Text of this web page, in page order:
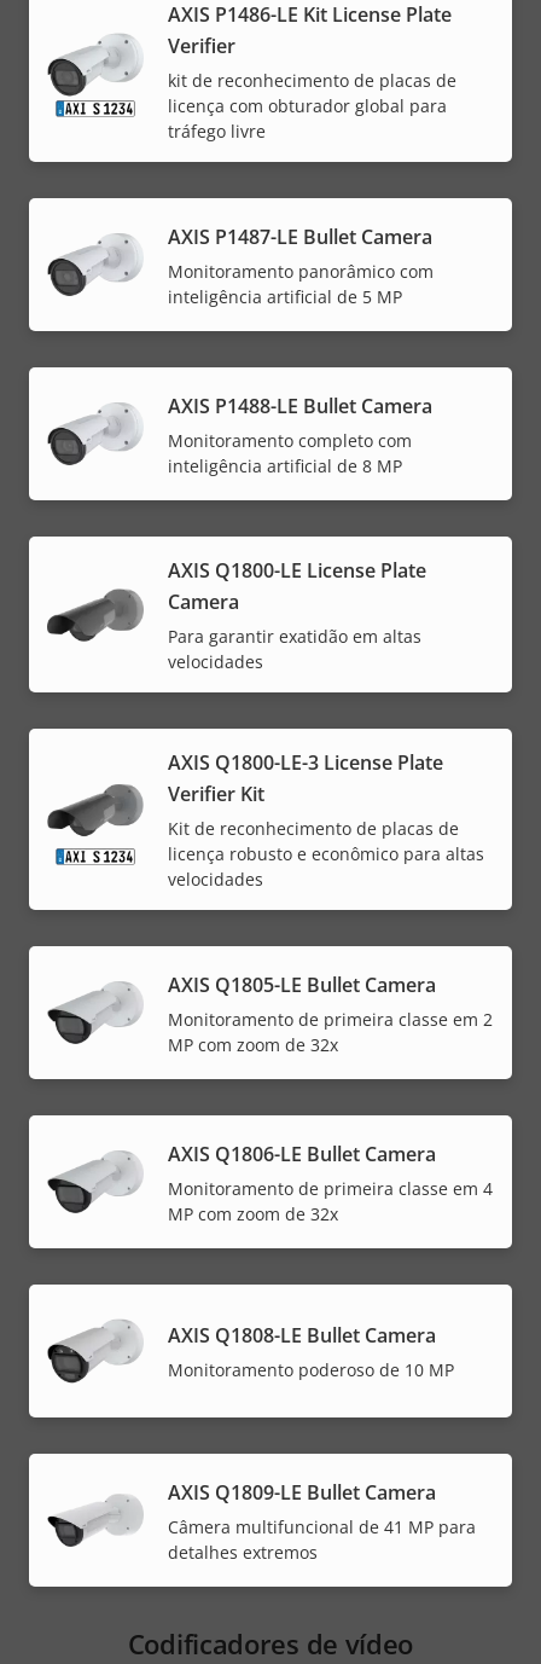
AXIS P1486-LE Kit License Plate
Verifier
kit de reconhecimento de placas de
licença com obturador global para
tráfego livre
AXIS P1487-LE Bullet Camera
Monitoramento panorâmico com
inteligência artificial de 5 MP
AXIS P1488-LE Bullet Camera
Monitoramento completo com
inteligência artificial de 8 MP
AXIS Q1800-LE License Plate
Camera
Para garantir exatidão em altas
velocidades
AXIS Q1800-LE-3 License Plate
Verifier Kit
Kit de reconhecimento de placas de
licença robusto e econômico para altas
velocidades
AXIS Q1805-LE Bullet Camera
Monitoramento de primeira classe em 2
MP com zoom de 32x
AXIS Q1806-LE Bullet Camera
Monitoramento de primeira classe em 4
MP com zoom de 32x
AXIS Q1808-LE Bullet Camera
Monitoramento poderoso de 10 MP
AXIS Q1809-LE Bullet Camera
Câmera multifuncional de 41 MP para
detalhes extremos
Codificadores de vídeo